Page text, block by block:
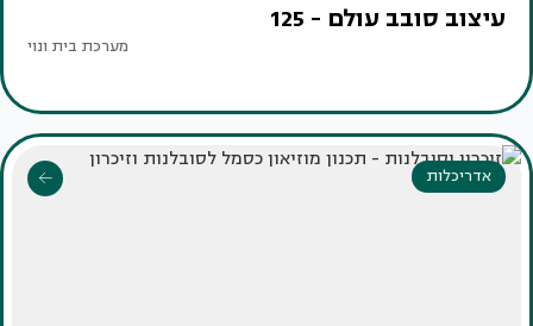
עיצוב סובב עולם - 125
מערכת בית ונוי
אדריכלות